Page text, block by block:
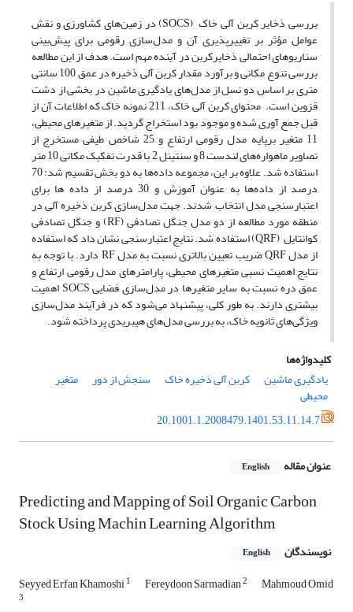
بررسی ذخایر کربن آلی خاک (SOCS) در زمین‌های کشاورزی و نقش
عوامل مؤثر بر تغییرپذیری آن و مدل‌سازی رقومی برای پیش‌بینی
سناریوهای احتمالی ذخایرکربن در آینده مهم است. هدف از این مطالعه
بررسی تنوع مکانی و برآورد مقدار کربن آلی ذخیره در عمق 100 سانتی
متری بر اساس دو نسل از مدل‌های یادگیری ماشین در بخشی از دشت
قزوین است. محتوای کربن آلی خاک، 211 نمونه خاک که اطلاعات آن از
قبل جمع آوری شده و موجود بود استخراج گردید. از متغیرهای محیطی،
11 متغیر برپایه مدل رقومی ارتفاع و 25 شاخص طیفی مستخرج از
تصاویر ماهواره‌های لندست 8 و سنتینل 2 با قدرت تفکیک مکانی 10 متر
استفاده شد. علاوه بر این، مجموعه داده‌ها به دو بخش تقسیم شد: 70
درصد از داده‌ها به عنوان آموزش و 30 درصد از داده ها برای
اعتبارسنجی مدل انتخاب شدند. جهت مدل‌سازی کربن ذخیره آلی در
منطقه مورد مطالعه از دو مدل جنگل تصادفی (RF) و جنگل تصادفی
کوانتایل (QRF) استفاده شد. نتایج اعتبارسنجی نشان داد که استفاده
از مدل QRF ضریب تعیین بالاتری نسبت به مدل RF دارد. با توجه به
نتایج اهمیت نسبی متغیرهای محیطی، پارامترهای مدل رقومی ارتفاع و
عمق دره نسبت به سایر متغیرها در مدل‌سازی فضایی SOCS اهمیت
بیشتری دارند. به طور کلی، پیشنهاد می‌شود که در فرآیند مدل‌سازی
ویژگی‌های ثانویه خاک، به بررسی مدل‌های هیبریدی پرداخته شود.
کلیدواژه‌ها
یادگیری ماشین
کربن آلی ذخیره خاک سنجش از دور متغیر
محیطی
20.1001.1.2008479.1401.53.11.14.7
عنوان مقاله English
Predicting and Mapping of Soil Organic Carbon
Stock Using Machin Learning Algorithm
نویسندگان English
Seyyed Erfan Khamoshi1 Fereydoon Sarmadian2 Mahmoud Omid
3